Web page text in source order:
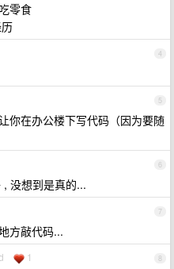
零食
4
5
你在办公楼下写代码（因为要随
6
没想到是真的...
7
方敲代码...
8
1